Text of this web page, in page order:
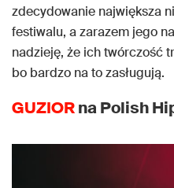
zdecydowanie największa
festiwalu, a zarazem jego
nadzieję, że ich twórczość
bo bardzo na to zasługują.
GUZIORna Polish